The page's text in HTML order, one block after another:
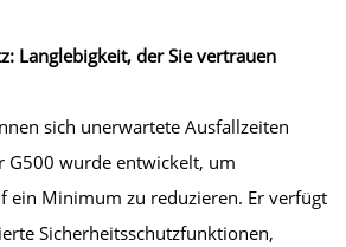
Langlebigkeit, der Sie vertrauen
sich unerwartete Ausfallzeiten
G500 wurde entwickelt, um
ein Minimum zu reduzieren. Er verfügt
Sicherheitsschutzfunktionen,